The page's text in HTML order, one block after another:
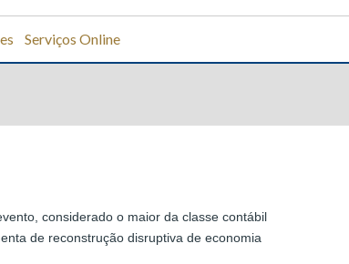
Serviços Online
considerado o maior da classe contábil
de reconstrução disruptiva de economia